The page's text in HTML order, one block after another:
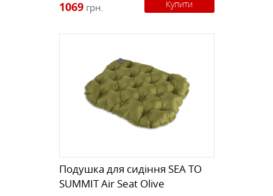
1069 грн. Купити
Подушка для сидіння SEA TO
SUMMIT Air Seat Olive